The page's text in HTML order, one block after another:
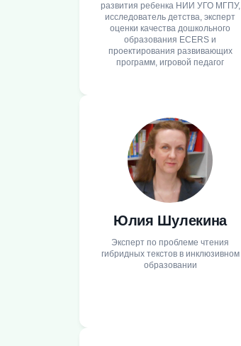
развития ребенка НИИ УГО МГПУ,
исследователь детства, эксперт
оценки качества дошкольного
образования ECERS и
проектирования развивающих
программ, игровой педагог
Юлия Шулекина
Эксперт по проблеме чтения
гибридных текстов в инклюзивном
образовании